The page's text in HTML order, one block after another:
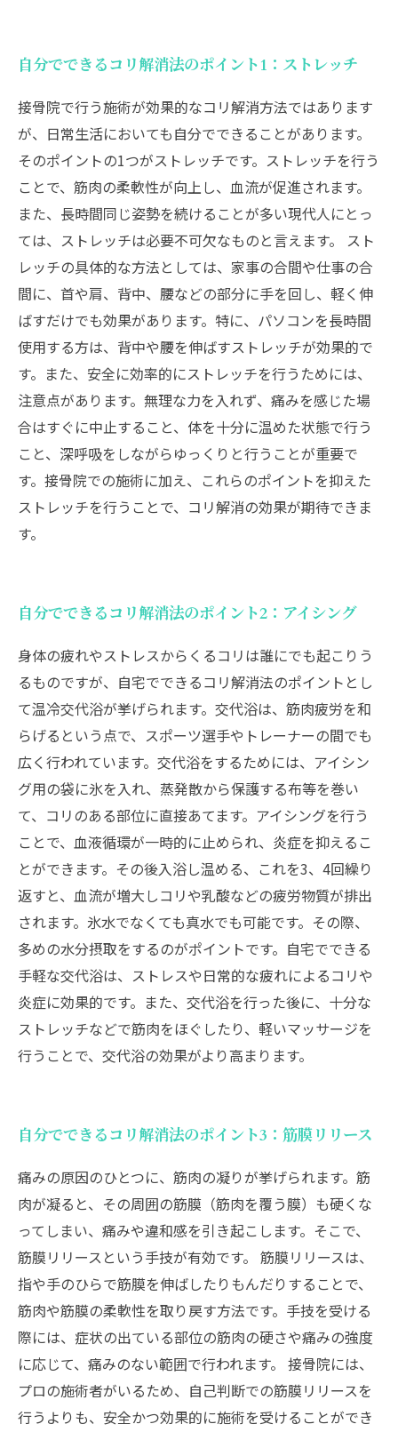
自分でできるコリ解消法のポイント1：ストレッチ
接骨院で行う施術が効果的なコリ解消方法ではあります
が、日常生活においても自分でできることがあります。
そのポイントの1つがストレッチです。ストレッチを行う
ことで、筋肉の柔軟性が向上し、血流が促進されます。
また、長時間同じ姿勢を続けることが多い現代人にとっ
ては、ストレッチは必要不可欠なものと言えます。 スト
レッチの具体的な方法としては、家事の合間や仕事の合
間に、首や肩、背中、腰などの部分に手を回し、軽く伸
ばすだけでも効果があります。特に、パソコンを長時間
使用する方は、背中や腰を伸ばすストレッチが効果的で
す。また、安全に効率的にストレッチを行うためには、
注意点があります。無理な力を入れず、痛みを感じた場
合はすぐに中止すること、体を十分に温めた状態で行う
こと、深呼吸をしながらゆっくりと行うことが重要で
す。接骨院での施術に加え、これらのポイントを抑えた
ストレッチを行うことで、コリ解消の効果が期待できま
す。
自分でできるコリ解消法のポイント2：アイシング
身体の疲れやストレスからくるコリは誰にでも起こりう
るものですが、自宅でできるコリ解消法のポイントとし
て温冷交代浴が挙げられます。交代浴は、筋肉疲労を和
らげるという点で、スポーツ選手やトレーナーの間でも
広く行われています。交代浴をするためには、アイシン
グ用の袋に氷を入れ、蒸発散から保護する布等を巻い
て、コリのある部位に直接あてます。アイシングを行う
ことで、血液循環が一時的に止められ、炎症を抑えるこ
とができます。その後入浴し温める、これを3、4回繰り
返すと、血流が増大しコリや乳酸などの疲労物質が排出
されます。氷水でなくても真水でも可能です。その際、
多めの水分摂取をするのがポイントです。自宅でできる
手軽な交代浴は、ストレスや日常的な疲れによるコリや
炎症に効果的です。また、交代浴を行った後に、十分な
ストレッチなどで筋肉をほぐしたり、軽いマッサージを
行うことで、交代浴の効果がより高まります。
自分でできるコリ解消法のポイント3：筋膜リリース
痛みの原因のひとつに、筋肉の凝りが挙げられます。筋
肉が凝ると、その周囲の筋膜（筋肉を覆う膜）も硬くな
ってしまい、痛みや違和感を引き起こします。そこで、
筋膜リリースという手技が有効です。 筋膜リリースは、
指や手のひらで筋膜を伸ばしたりもんだりすることで、
筋肉や筋膜の柔軟性を取り戻す方法です。手技を受ける
際には、症状の出ている部位の筋肉の硬さや痛みの強度
に応じて、痛みのない範囲で行われます。 接骨院には、
プロの施術者がいるため、自己判断での筋膜リリースを
行うよりも、安全かつ効果的に施術を受けることができ